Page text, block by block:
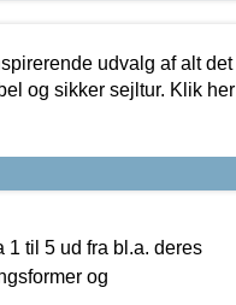
udvalg af alt det
og sikker sejltur. Klik her
til 5 ud fra bl.a. deres
og